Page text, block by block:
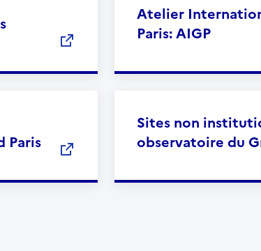
Atelier
Paris: AIGP
Paris
Sites non
observatoire du